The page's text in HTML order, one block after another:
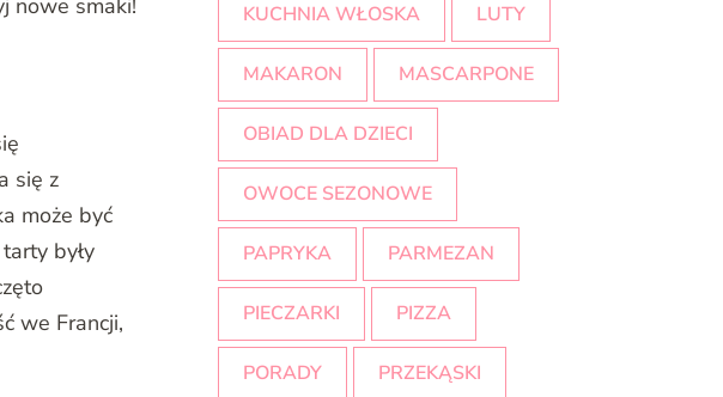
się z
może być
były
we Francji,
KUCHNIA WŁOSKA LUTY
MAKARON MASCARPONE
OBIAD DLA DZIECI
OWOCE SEZONOWE
PAPRYKA PARMEZAN
PIECZARKI PIZZA
PORADY PRZEKĄSKI